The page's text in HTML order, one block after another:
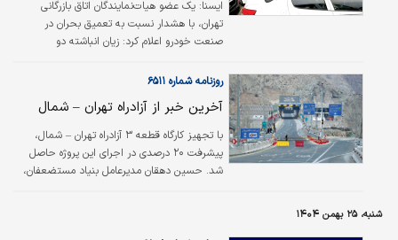
ایسنا: یک عضو هیات‌نمایندگان اتاق بازرگانی
تهران، با هشدار نسبت به تعمیق بحران در
صنعت خودرو اعلام کرد: زیان انباشته دو
بلکه زمینه هجوم تقاضای سوداگرانه و تشدید
فشار بر زنجیره قطعه‌‌‌‌‌‌سازی را فراهم کرده‌است.
روزنامه شماره ۶۵۱۱
آخرین خبر از آزادراه تهران – شمال
با تجهیز کارگاه قطعه ۳ آزادراه تهران – شمال،
پیشرفت ۲۰ درصدی در اجرای این پروژه حاصل
شد. حسین دهقان مدیرعامل بنیاد مستضعفان،
شنبه، ۲۵ بهمن ۱۴۰۴